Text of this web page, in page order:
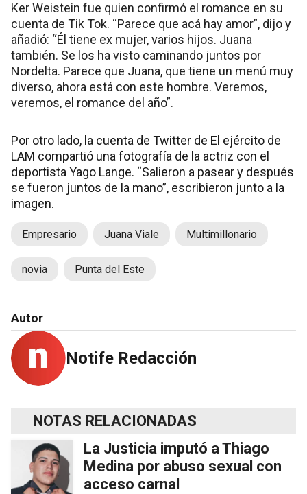
Ker Weistein fue quien confirmó el romance en su
cuenta de Tik Tok. “Parece que acá hay amor”, dijo y
añadió: “Él tiene ex mujer, varios hijos. Juana
también. Se los ha visto caminando juntos por
Nordelta. Parece que Juana, que tiene un menú muy
diverso, ahora está con este hombre. Veremos,
veremos, el romance del año”.
Por otro lado, la cuenta de Twitter de El ejército de
LAM compartió una fotografía de la actriz con el
deportista Yago Lange. “Salieron a pasear y después
se fueron juntos de la mano”, escribieron junto a la
imagen.
Empresario Juana Viale Multimillonario
novia Punta del Este
Autor
Notife Redacción
NOTAS RELACIONADAS
La Justicia imputó a Thiago
Medina por abuso sexual con
acceso carnal